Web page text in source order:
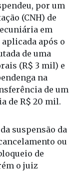
por um
(CNH) de
em
após o
de uma
(R$ 3 mil) e
na
de um
de R$ 20 mil.
suspensão da
ou
de
o juiz